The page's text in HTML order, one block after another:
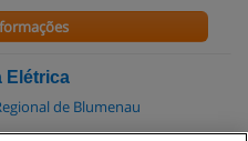
Elétrica
de Blumenau